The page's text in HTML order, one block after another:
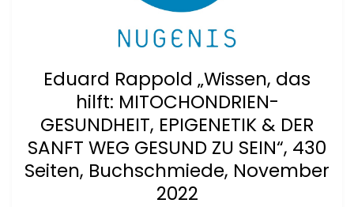
Eduard Rappold „Wissen, das
hilft: MITOCHONDRIEN-
GESUNDHEIT, EPIGENETIK & DER
SANFT WEG GESUND ZU SEIN“, 430
Seiten, Buchschmiede, November
2022